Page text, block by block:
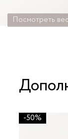
Посмотреть
-50%